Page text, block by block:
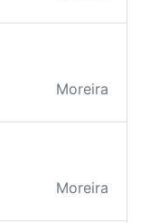
Moreira
Moreira